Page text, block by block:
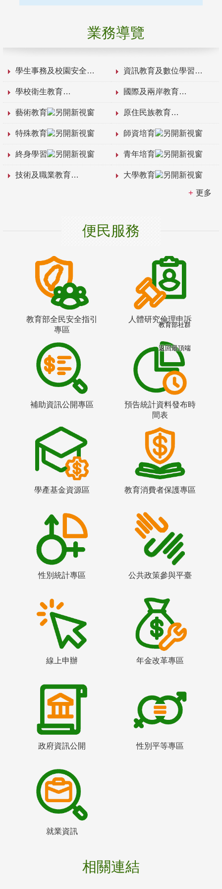
業務導覽
學生事務及校園安全 資訊教育及數位學習
學校衛生教育 國際及兩岸教育
藝術教育 原住民族教育
特殊教育 師資培育
終身學習 青年培育
技術及職業教育 大學教育
更多
便民服務
教育部全民安全指引
專區
人體研究倫理申訴
補助資訊公開專區
預告統計資料發布時
間表
學產基金資源區 教育消費者保護專區
性別統計專區 公共政策參與平臺
線上申辦 年金改革專區
政府資訊公開 性別平等專區
就業資訊
相關連結
教育部社群
返回最頂端